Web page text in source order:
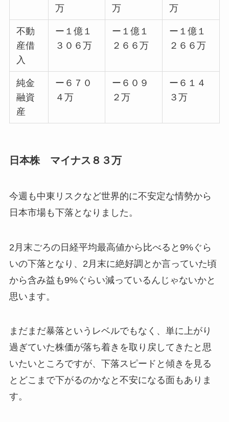
万
万
万
不動
産借
入
ー１億１
３０６万
ー１億１
２６６万
ー１億１
２６６万
純金
融資
産
ー６７０
４万
ー６０９
２万
ー６１４
３万
日本株 マイナス８３万
今週も中東リスクなど世界的に不安定な情勢から
日本市場も下落となりました。
2月末ごろの日経平均最高値から比べると9%ぐら
いの下落となり、2月末に絶好調とか言っていた頃
から含み益も9%ぐらい減っているんじゃないかと
思います。
まだまだ暴落というレベルでもなく、単に上がり
過ぎていた株価が落ち着きを取り戻してきたと思
いたいところですが、下落スピードと傾きを見る
とどこまで下がるのかなと不安になる面もありま
す。